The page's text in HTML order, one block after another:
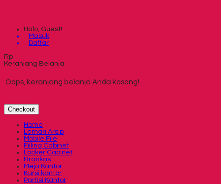
Halo, Guest!
Masuk
Daftar
Rp
Keranjang Belanja
Oops, keranjang belanja Anda kosong!
Checkout
Home
Lemari Arsip
Mobile File
Filling Cabinet
Locker Cabinet
Brankas
Meja Kantor
Kursi kantor
Partisi Kantor